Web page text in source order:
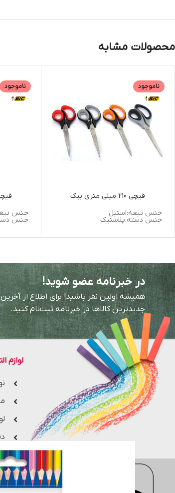
محصولات مشابه
ناموجود
قیچی 210 میلی متری بیک
جنس تیغه:استیل
جنس دسته:پلاستیک
ناموجود
قیچی 195 میلی
جنس
جنس
در خبرنامه عضو شوید!
همیشه اولین نفر باشید! برای اطلاع از
جدیدترین کالاها در خبرنامه ثبت‌نام کنید.
لوازم
فروشگاه اینترنتی
جزء یکی از بزرگ